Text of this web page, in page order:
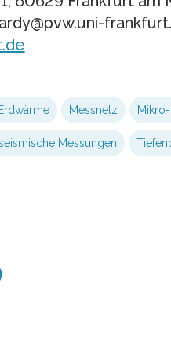
frankfurt.
Erdwärme Messnetz
Messungen